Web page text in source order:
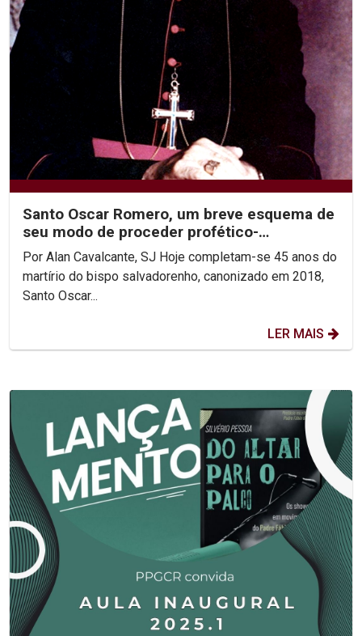
Santo Oscar Romero, um breve esquema de
seu modo de proceder profético-
reconciliador.
Por Alan Cavalcante, SJ Hoje completam-se 45 anos do
martírio do bispo salvadorenho, canonizado em 2018,
Santo Oscar...
LER MAIS